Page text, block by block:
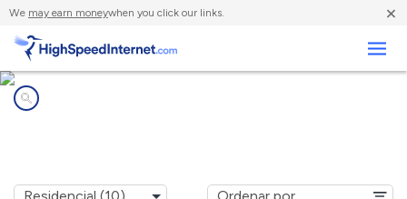
We may earn moneywhen you click our links. ×